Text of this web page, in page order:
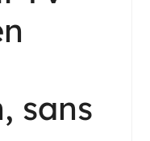
sans